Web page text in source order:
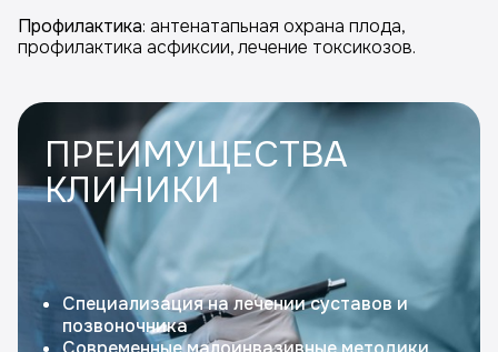
Профилактика: антенатапьная охрана плода,
профилактика асфиксии, лечение токсикозов.
ПРЕИМУЩЕСТВА
КЛИНИКИ
Специализация на лечении суставов и
позвоночника